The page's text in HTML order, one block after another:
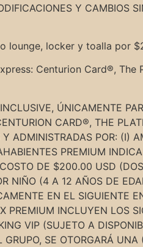
Y CAMBIOS
lounge, locker y toalla por
Centurion Card®, The
ÚNICAMENTE
CARD®, THE
ADMINISTRADAS POR: (I)
PREMIUM
DE $200.00 USD
NIÑO (4 A 12 AÑOS DE
EN EL SIGUIENTE
PREMIUM INCLUYEN LOS
VIP (SUJETO A
SE OTORGARÁ